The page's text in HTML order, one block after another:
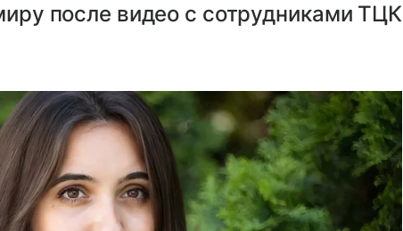
после видео с сотрудниками ТЦК